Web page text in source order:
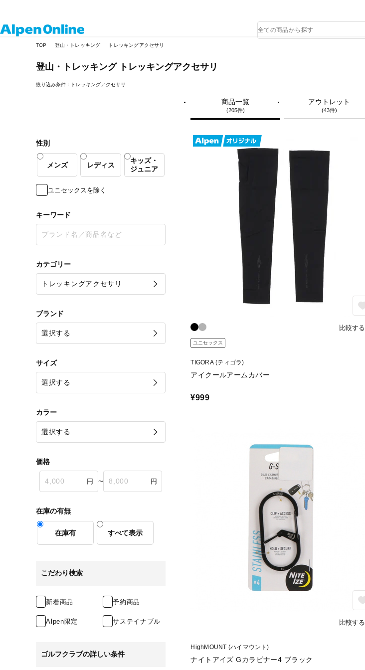
品
検
TOP 登山・トレッキング トレッキングアクセサリ
登山・トレッキング トレッキングアクセサリ
絞り込み条件：トレッキングアクセサリ
性別
メンズ レディス
キッズ・
ジュニア
ユニセックスを除く
キーワード
カテゴリー
ブランド
サイズ
カラー
価格
〜
在庫の有無
在庫有 すべて表示
こだわり検索
新着商品 予約商品
Alpen限定 サステイナブル
ゴルフクラブの詳しい条件
商品一覧
(205件)
アウトレット
(43件)
比較する
ユニセックス
TIGORA (ティゴラ)
アイクールアームカバー
¥999
比較する
HighMOUNT (ハイマウント)
ナイトアイズ Gカラビナー4 ブラック